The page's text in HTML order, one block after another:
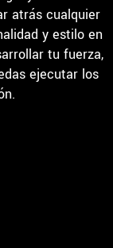
atrás cualquier
y estilo en
tu fuerza,
ejecutar los